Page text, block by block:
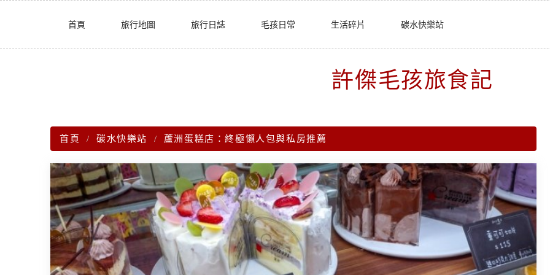
首頁 旅行地圖 旅行日誌 毛孩日常 生活碎片 碳水快樂站
許傑毛孩旅食記
首頁 碳水快樂站 蘆洲蛋糕店：終極懶人包與私房推薦